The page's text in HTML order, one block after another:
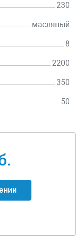
230
масляный
8
2200
350
50